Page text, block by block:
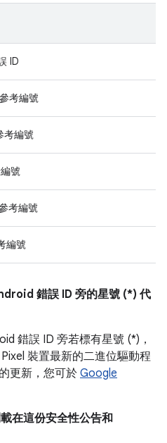
ID
考編號
考編號
號
考編號
編號
錯誤 ID 旁的星號 (*) 代
錯誤 ID 旁若標有星號 (*)，
裝置最新的二進位驅動程
更新，您可於 Google
在這份安全性公告和